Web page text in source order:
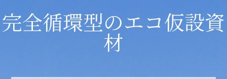
完全循環型のエコ仮設資
材